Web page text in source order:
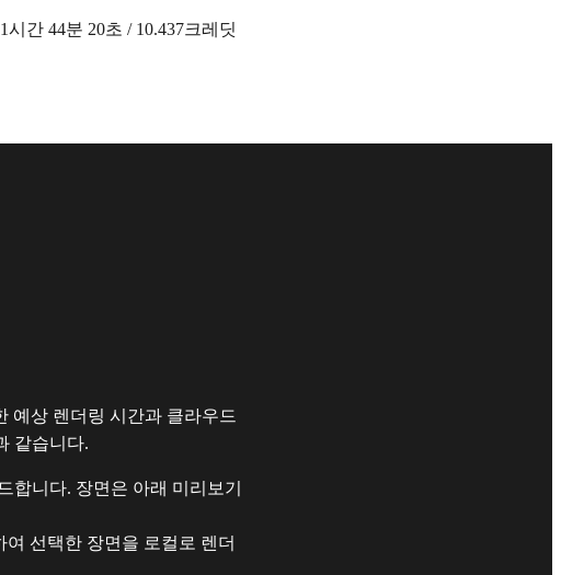
1시간 44분 20초 / 10.437크레딧
예상 렌더링 시간과 클라우드
같습니다.
합니다. 장면은 아래 미리보기
선택한 장면을 로컬로 렌더